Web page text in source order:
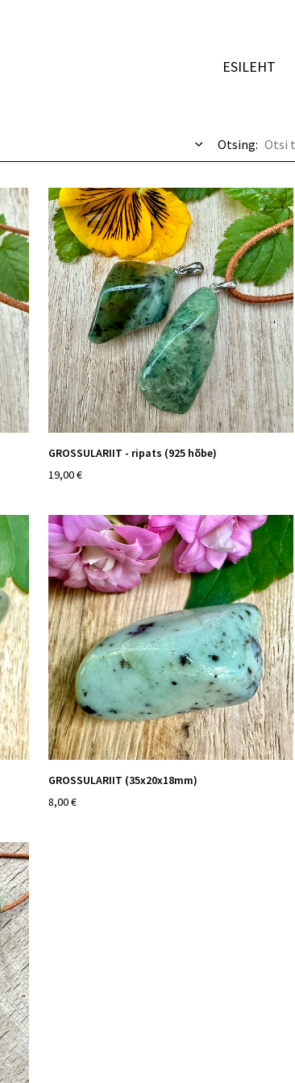
ESILEHT
Otsing:
GROSSULARIIT - ripats (925 hõbe)
19,00 €
GROSSULARIIT (35x20x18mm)
8,00 €